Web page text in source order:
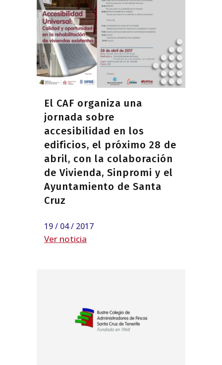
El CAF organiza una
jornada sobre
accesibilidad en los
edificios, el próximo 28 de
abril, con la colaboración
de Vivienda, Sinpromi y el
Ayuntamiento de Santa
Cruz
19 / 04 / 2017
Ver noticia